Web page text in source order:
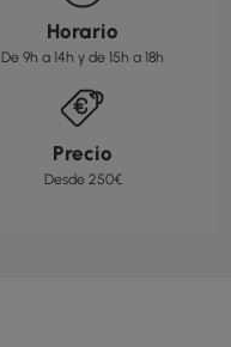
Horario
De 9h a 14h y de 15h a 18h
Precio
Desde 250€